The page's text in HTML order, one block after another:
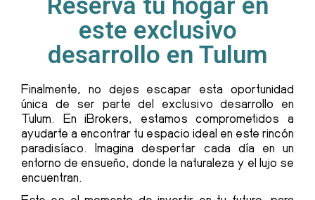
Reserva tu hogar en
este exclusivo
desarrollo en Tulum
Finalmente, no dejes escapar esta oportunidad
única de ser parte del exclusivo desarrollo en
Tulum. En iBrokers, estamos comprometidos a
ayudarte a encontrar tu espacio ideal en este rincón
paradisíaco. Imagina despertar cada día en un
entorno de ensueño, donde la naturaleza y el lujo se
encuentran.